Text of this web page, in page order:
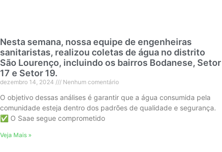
Nesta semana, nossa equipe de engenheiras
sanitaristas, realizou coletas de água no distrito
São Lourenço, incluindo os bairros Bodanese, Setor
17 e Setor 19.
dezembro 14, 2024 Nenhum comentário
O objetivo dessas análises é garantir que a água consumida pela
comunidade esteja dentro dos padrões de qualidade e segurança.
✅ O Saae segue comprometido
Veja Mais »